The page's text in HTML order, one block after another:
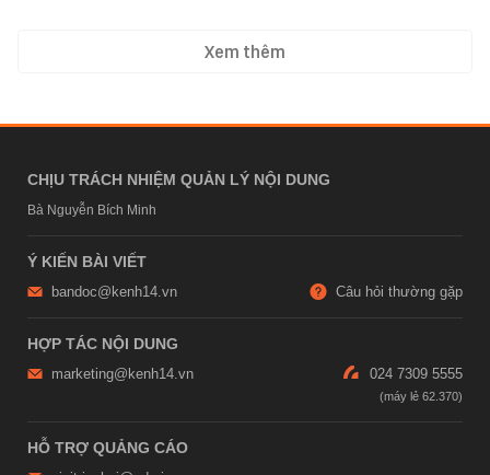
Xem thêm
CHỊU TRÁCH NHIỆM QUẢN LÝ NỘI DUNG
Bà Nguyễn Bích Minh
Ý KIẾN BÀI VIẾT
bandoc@kenh14.vn Câu hỏi thường gặp
HỢP TÁC NỘI DUNG
marketing@kenh14.vn 024 7309 5555
HỖ TRỢ QUẢNG CÁO